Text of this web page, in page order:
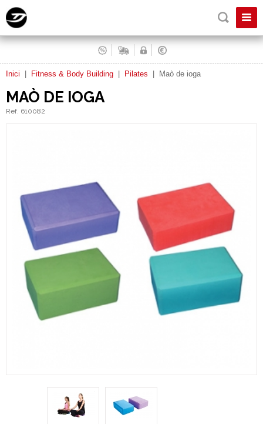
Inici Fitness & Body Building Pilates Maò de ioga
MAÒ DE IOGA
Ref. 610082